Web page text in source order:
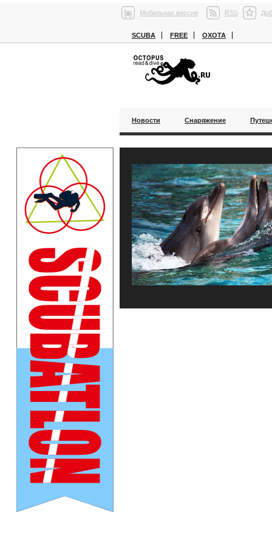
Мобильная версия RSS
SCUBA FREE ОХОТА
Новости Снаряжение